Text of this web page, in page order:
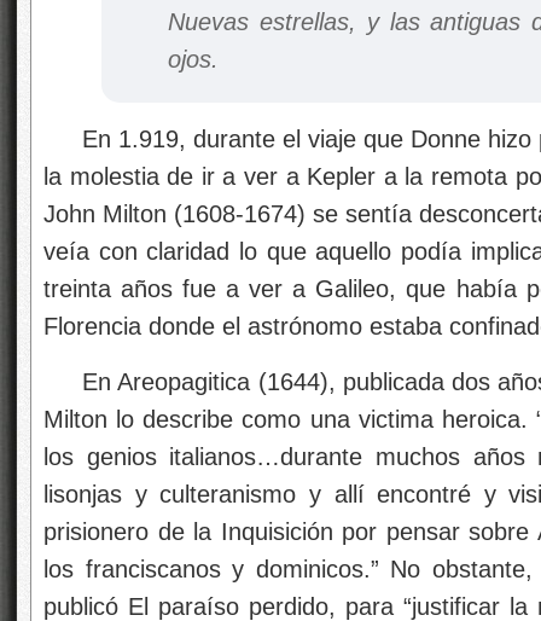
Nuevas estrellas, y las antiguas
ojos.
En 1.919, durante el viaje que Donne
la molestia de ir a ver a Kepler a la remota
John Milton (1608-1674) se sentía
veía con claridad lo que aquello podía
treinta años fue a ver a Galileo, que había
Florencia donde el astrónomo estaba
En Areopagitica (1644), publicada dos
Milton lo describe como una victima
los genios italianos…durante muchos
lisonjas y culteranismo y allí encontré y
prisionero de la Inquisición por pensar
los franciscanos y dominicos.” No
publicó El paraíso perdido, para “justificar